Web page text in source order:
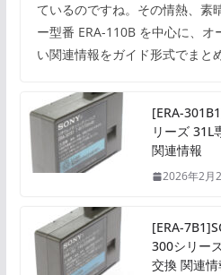
ているのですね。その情熱、素
ー型番 ERA-110B を中心に、
い関連情報をガイド形式でまと
[ERA-
リーズ 31L
関連情報
2026年2月
[ERA-
300シリー
交換 関連情